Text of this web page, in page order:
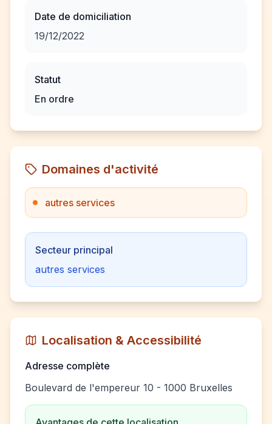
Date de domiciliation
19/12/2022
Statut
En ordre
Domaines d'activité
autres services
Secteur principal
autres services
Localisation & Accessibilité
Adresse complète
Boulevard de l'empereur 10 - 1000 Bruxelles